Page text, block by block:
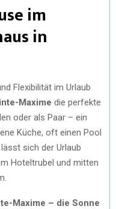
im
in
Flexibilität im Urlaub
Maxime die perfekte
oder als Paar – ein
Küche, oft einen Pool
sich der Urlaub
Hoteltrubel und mitten
Maxime – die Sonne